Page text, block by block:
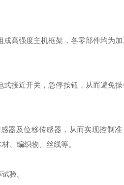
高强度主机框架，各零部件均为
接近开关，急停按钮，从而避免
器及位移传感器，从而实现控制
、编织物、丝线等。
验。